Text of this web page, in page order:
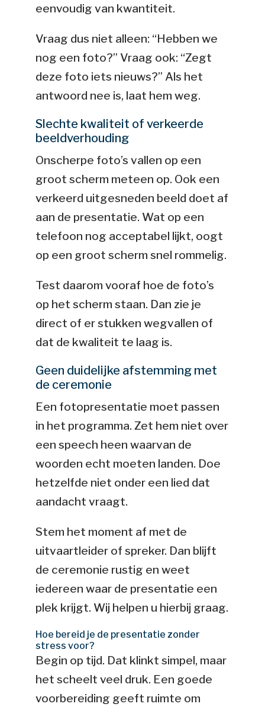
eenvoudig van kwantiteit.
Vraag dus niet alleen: “Hebben we
nog een foto?” Vraag ook: “Zegt
deze foto iets nieuws?” Als het
antwoord nee is, laat hem weg.
Slechte kwaliteit of verkeerde
beeldverhouding
Onscherpe foto’s vallen op een
groot scherm meteen op. Ook een
verkeerd uitgesneden beeld doet af
aan de presentatie. Wat op een
telefoon nog acceptabel lijkt, oogt
op een groot scherm snel rommelig.
Test daarom vooraf hoe de foto’s
op het scherm staan. Dan zie je
direct of er stukken wegvallen of
dat de kwaliteit te laag is.
Geen duidelijke afstemming met
de ceremonie
Een fotopresentatie moet passen
in het programma. Zet hem niet over
een speech heen waarvan de
woorden echt moeten landen. Doe
hetzelfde niet onder een lied dat
aandacht vraagt.
Stem het moment af met de
uitvaartleider of spreker. Dan blijft
de ceremonie rustig en weet
iedereen waar de presentatie een
plek krijgt. Wij helpen u hierbij graag.
Hoe bereid je de presentatie zonder
stress voor?
Begin op tijd. Dat klinkt simpel, maar
het scheelt veel druk. Een goede
voorbereiding geeft ruimte om